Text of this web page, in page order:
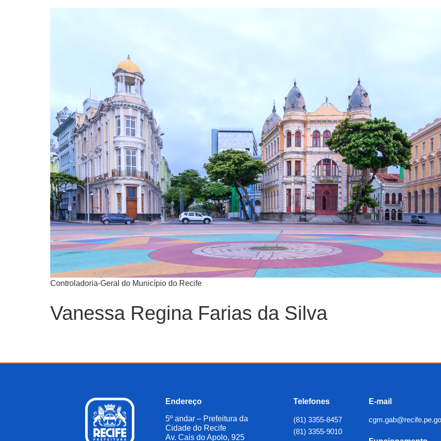
Controladoria-Geral do Município do Recife
Vanessa Regina Farias da Silva
Endereço
5º andar – Prefeitura da
Cidade do Recife
Av. Cais do Apolo, 925
Telefones
(81) 3355-8457
(81) 3355-9010
E-mail